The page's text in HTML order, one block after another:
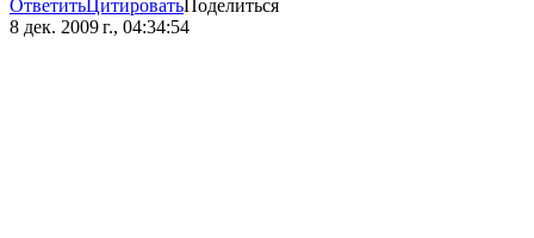
ОтветитьЦитироватьПоделиться
8 дек. 2009 г., 04:34:54